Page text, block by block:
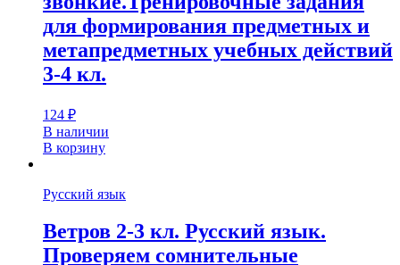
для формирования предметных и
метапредметных учебных действий
3-4 кл.
124 ₽
В наличии
В корзину
Русский язык
Ветров 2-3 кл. Русский язык.
Проверяем сомнительные